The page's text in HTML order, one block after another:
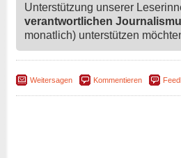
Unterstützung unserer
verantwortlichen
monatlich) unterstützen
Weitersagen Kommentieren